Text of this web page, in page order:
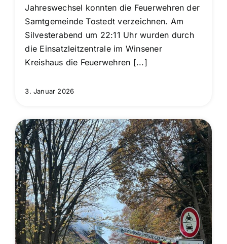
Jahreswechsel konnten die Feuerwehren der
Samtgemeinde Tostedt verzeichnen. Am
Silvesterabend um 22:11 Uhr wurden durch
die Einsatzleitzentrale im Winsener
Kreishaus die Feuerwehren [...]
3. Januar 2026